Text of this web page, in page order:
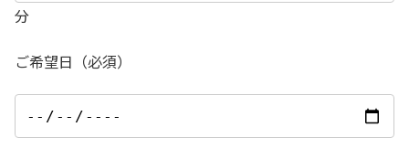
分
ご希望日（必須）